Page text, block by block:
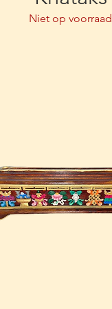
Niet op voorraad